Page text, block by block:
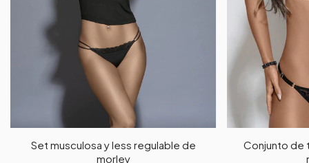
Set musculosa y less regulable de
morley
Conjunto de